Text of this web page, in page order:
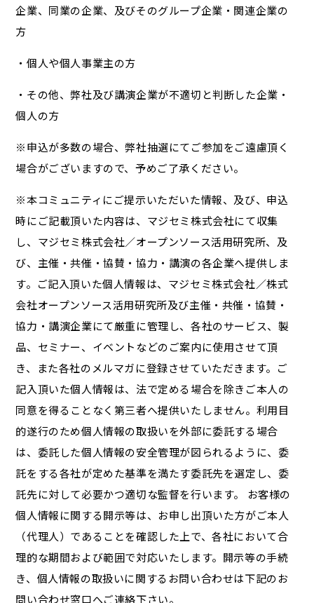
企業、同業の企業、及びそのグループ企業・関連企業の
方
・個人や個人事業主の方
・その他、弊社及び講演企業が不適切と判断した企業・
個人の方
※申込が多数の場合、弊社抽選にてご参加をご遠慮頂く
場合がございますので、予めご了承ください。
※本コミュニティにご提示いただいた情報、及び、申込
時にご記載頂いた内容は、マジセミ株式会社にて収集
し、マジセミ株式会社／オープンソース活用研究所、及
び、主催・共催・協賛・協力・講演の各企業へ提供しま
す。ご記入頂いた個人情報は、マジセミ株式会社／株式
会社オープンソース活用研究所及び主催・共催・協賛・
協力・講演企業にて厳重に管理し、各社のサービス、製
品、セミナー、イベントなどのご案内に使用させて頂
き、また各社のメルマガに登録させていただきます。ご
記入頂いた個人情報は、法で定める場合を除きご本人の
同意を得ることなく第三者へ提供いたしません。利用目
的遂行のため個人情報の取扱いを外部に委託する場合
は、委託した個人情報の安全管理が図られるように、委
託をする各社が定めた基準を満たす委託先を選定し、委
託先に対して必要かつ適切な監督を行います。 お客様の
個人情報に関する開示等は、お申し出頂いた方がご本人
（代理人）であることを確認した上で、各社において合
理的な期間および範囲で対応いたします。開示等の手続
き、個人情報の取扱いに関するお問い合わせは下記のお
問い合わせ窓口へご連絡下さい。